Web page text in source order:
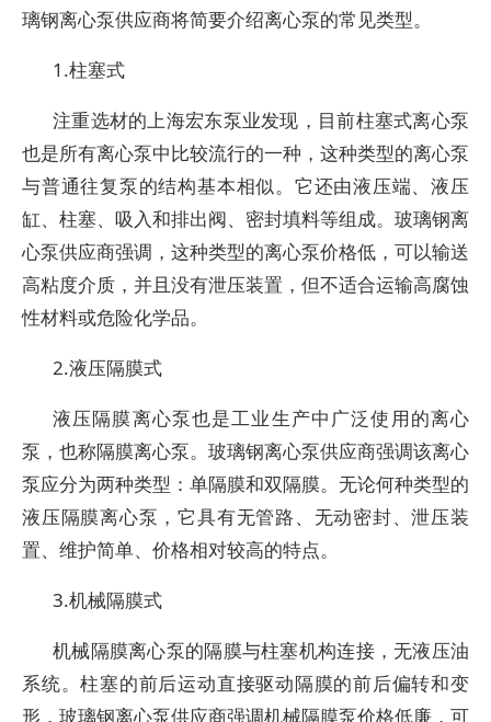
璃钢离心泵供应商将简要介绍离心泵的常见类型。
1.柱塞式
注重选材的上海宏东泵业发现，目前柱塞式离心泵
也是所有离心泵中比较流行的一种，这种类型的离心泵
与普通往复泵的结构基本相似。它还由液压端、液压
缸、柱塞、吸入和排出阀、密封填料等组成。玻璃钢离
心泵供应商强调，这种类型的离心泵价格低，可以输送
高粘度介质，并且没有泄压装置，但不适合运输高腐蚀
性材料或危险化学品。
2.液压隔膜式
液压隔膜离心泵也是工业生产中广泛使用的离心
泵，也称隔膜离心泵。玻璃钢离心泵供应商强调该离心
泵应分为两种类型：单隔膜和双隔膜。无论何种类型的
液压隔膜离心泵，它具有无管路、无动密封、泄压装
置、维护简单、价格相对较高的特点。
3.机械隔膜式
机械隔膜离心泵的隔膜与柱塞机构连接，无液压油
系统。柱塞的前后运动直接驱动隔膜的前后偏转和变
形，玻璃钢离心泵供应商强调机械隔膜泵价格低廉，可